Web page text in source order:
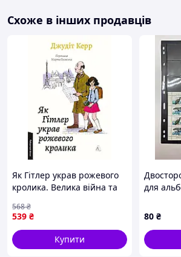
- На розрахунковий рахунок ФОПа по
- Кредитною карткою Visa/
Варіанти доставки:
- Нова Пошта;
- Укрпошта.
Схоже в інших продавців
Як Гітлер украв рожевого
кролика. Велика війна та
1
539 ₴
568₴
Купити
для
28 × 22 см
80 ₴